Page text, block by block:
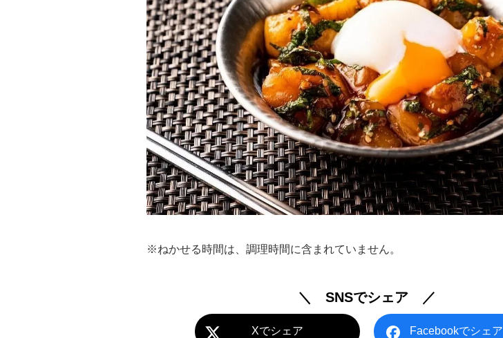
※ねかせる時間は、調理時間に含まれていません。
＼ SNSでシェア ／
Xでシェア Facebookでシェア